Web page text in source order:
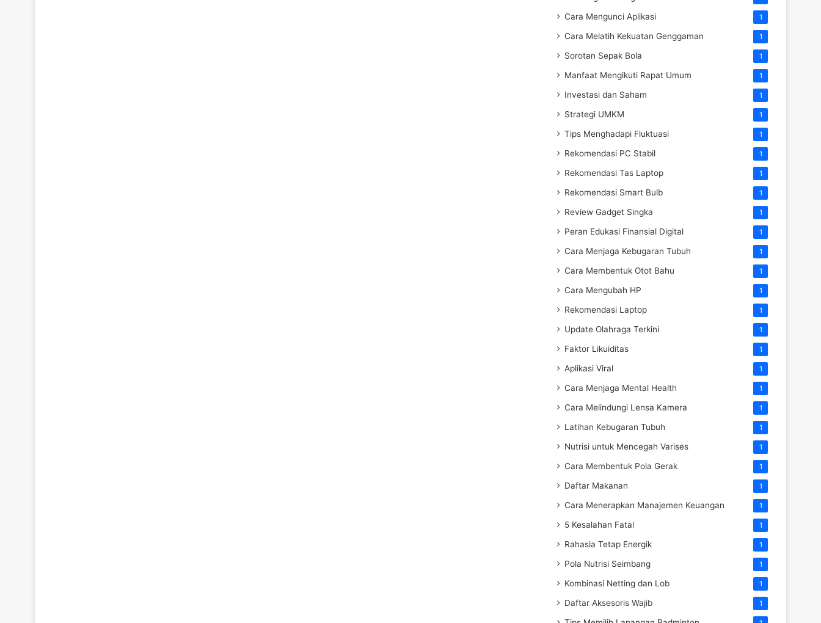
Cara Mengunci Aplikasi 1
Cara Melatih Kekuatan Genggaman 1
Sorotan Sepak Bola 1
Manfaat Mengikuti Rapat Umum 1
Investasi dan Saham 1
Strategi UMKM 1
Tips Menghadapi Fluktuasi 1
Rekomendasi PC Stabil 1
Rekomendasi Tas Laptop 1
Rekomendasi Smart Bulb 1
Review Gadget Singka 1
Peran Edukasi Finansial Digital 1
Cara Menjaga Kebugaran Tubuh 1
Cara Membentuk Otot Bahu 1
Cara Mengubah HP 1
Rekomendasi Laptop 1
Update Olahraga Terkini 1
Faktor Likuiditas 1
Aplikasi Viral 1
Cara Menjaga Mental Health 1
Cara Melindungi Lensa Kamera 1
Latihan Kebugaran Tubuh 1
Nutrisi untuk Mencegah Varises 1
Cara Membentuk Pola Gerak 1
Daftar Makanan 1
Cara Menerapkan Manajemen Keuangan 1
5 Kesalahan Fatal 1
Rahasia Tetap Energik 1
Pola Nutrisi Seimbang 1
Kombinasi Netting dan Lob 1
Daftar Aksesoris Wajib 1